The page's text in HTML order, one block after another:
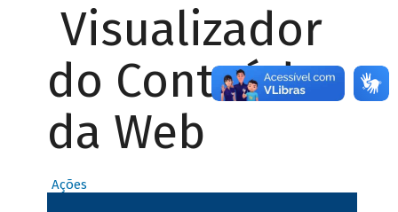
Visualizador
do Conteúdo
da Web
Ações